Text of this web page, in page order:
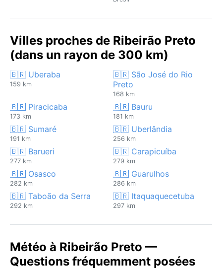
Villes proches de Ribeirão Preto
(dans un rayon de 300 km)
🇧🇷 Uberaba
159 km
🇧🇷 São José do Rio
Preto
168 km
🇧🇷 Piracicaba
173 km
🇧🇷 Bauru
181 km
🇧🇷 Sumaré
191 km
🇧🇷 Uberlândia
256 km
🇧🇷 Barueri
277 km
🇧🇷 Carapicuíba
279 km
🇧🇷 Osasco
282 km
🇧🇷 Guarulhos
286 km
🇧🇷 Taboão da Serra
292 km
🇧🇷 Itaquaquecetuba
297 km
Météo à Ribeirão Preto —
Questions fréquemment posées